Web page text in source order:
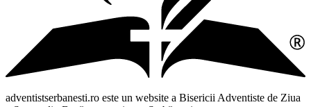
adventistserbanesti.ro este un website a Bisericii Adventiste de Ziua